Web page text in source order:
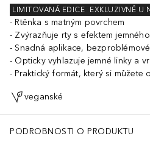
EXKLUZIVNĚ U
LIMITOVANÁ EDICE
Rtěnka s matným povrchem
Zvýrazňuje rty s efektem
Snadná aplikace,
Opticky vyhlazuje jemné linky a
Praktický formát, který si můžete
veganské
PODROBNOSTI O PRODUKTU